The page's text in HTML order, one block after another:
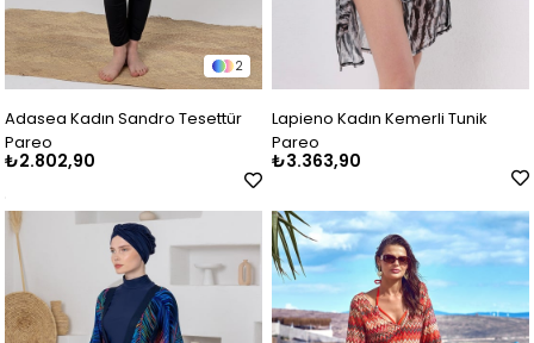
2
Adasea Kadın Sandro Tesettür
Pareo
₺2.802,90
Lapieno Kadın Kemerli Tunik
Pareo
₺3.363,90